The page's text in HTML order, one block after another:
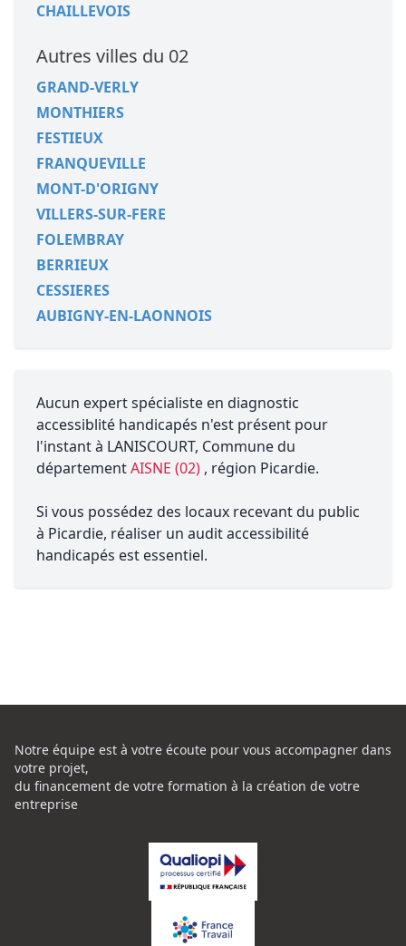
CHAILLEVOIS
Autres villes du 02
GRAND-VERLY
MONTHIERS
FESTIEUX
FRANQUEVILLE
MONT-D'ORIGNY
VILLERS-SUR-FERE
FOLEMBRAY
BERRIEUX
CESSIERES
AUBIGNY-EN-LAONNOIS
Aucun expert spécialiste en diagnostic
accessiblité handicapés n'est présent pour
l'instant à LANISCOURT, Commune du
départementAISNE (02) , région Picardie.
Si vous possédez des locaux recevant du public
à Picardie, réaliser un audit accessibilité
handicapés est essentiel.
Notre équipe est à votre écoute pour vous accompagner dans
votre projet,
du financement de votre formation à la création de votre
entreprise